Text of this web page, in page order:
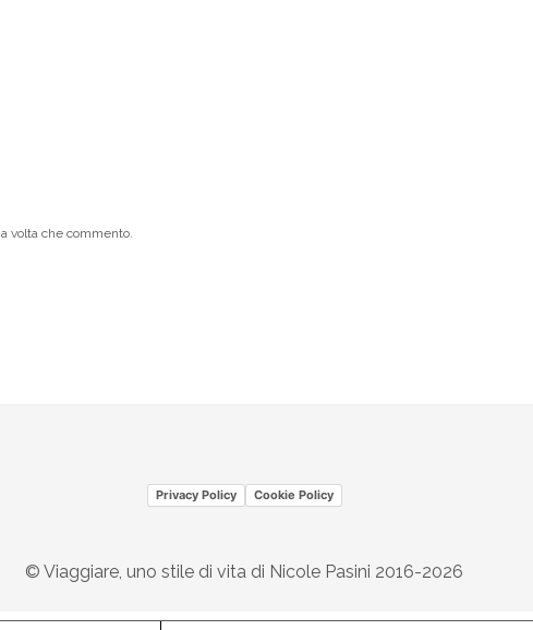
volta che commento.
Privacy Policy Cookie Policy
© Viaggiare, uno stile di vita di Nicole Pasini 2016-2026